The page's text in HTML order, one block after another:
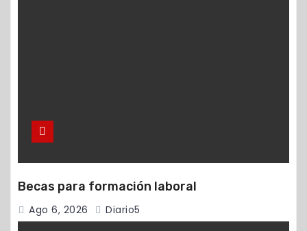
Becas para formación laboral
Ago 6, 2026 Diario5